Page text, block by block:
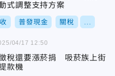
式調整支持方案
普發現金 關稅
稅還要漲菸捐 吸菸族上街
款機
04/17 12:50